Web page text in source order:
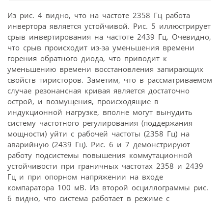
Из рис. 4 видно, что на частоте 2358 Гц работа
инвертора является устойчивой. Рис. 5 иллюстрирует
срыв инвертирования на частоте 2439 Гц. Очевидно,
что срыв происходит из-за уменьшения времени
горения обратного диода, что приводит к
уменьшению времени восстановления запирающих
свойств тиристоров. Заметим, что в рассматриваемом
случае резонансная кривая является достаточно
острой, и возмущения, происходящие в
индукционной нагрузке, вполне могут вынудить
систему частотного регулирования (поддержания
мощности) уйти с рабочей частоты (2358 Гц) на
аварийную (2439 Гц). Рис. 6 и 7 демонстрируют
работу подсистемы повышения коммутационной
устойчивости при граничных частотах 2358 и 2439
Гц и при опорном напряжении на входе
компаратора 100 мВ. Из второй осциллограммы рис.
6 видно, что система работает в режиме с